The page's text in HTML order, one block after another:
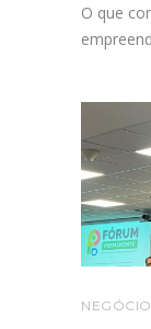
O que